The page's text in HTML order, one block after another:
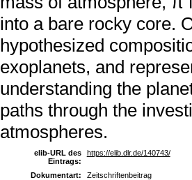
into a bare rocky core.
hypothesized
exoplanets, and
understanding the
paths through the
atmospheres.
elib-URL des
Eintrags:
https://elib.dlr.de/140743/
Dokumentart:
Zeitschriftenbeitrag